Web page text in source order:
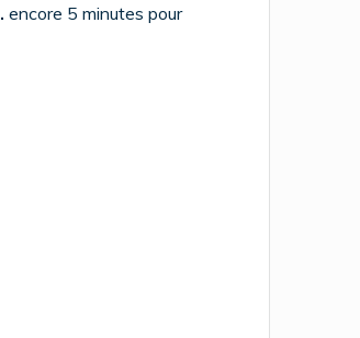
.encore 5 minutes pour